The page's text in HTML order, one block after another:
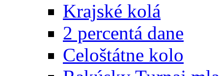
Krajské kolá
2 percentá dane
Celoštátne kolo